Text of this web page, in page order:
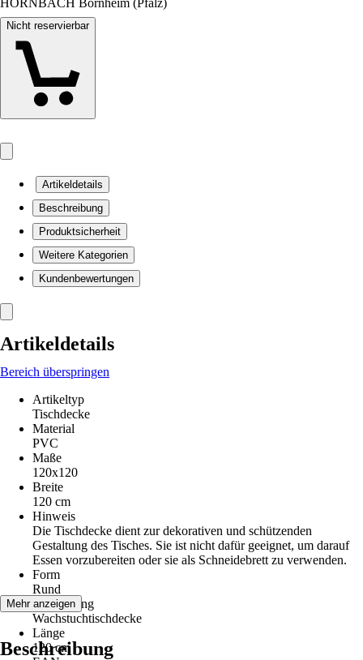
HORNBACH Bornheim (Pfalz)
Nicht reservierbar
Artikeldetails
Beschreibung
Produktsicherheit
Weitere Kategorien
Kundenbewertungen
Artikeldetails
Bereich überspringen
Artikeltyp
Tischdecke
Material
PVC
Maße
120x120
Breite
120 cm
Hinweis
Die Tischdecke dient zur dekorativen und schützenden
Gestaltung des Tisches. Sie ist nicht dafür geeignet, um darauf
Essen vorzubereiten oder sie als Schneidebrett zu verwenden.
Form
Rund
Ausführung
Wachstuchtischdecke
Länge
120 cm
Mehr anzeigen
Beschreibung